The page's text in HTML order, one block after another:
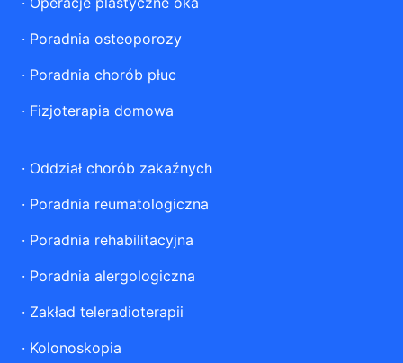
· Poradnia osteoporozy
· Poradnia chorób płuc
· Fizjoterapia domowa
· Oddział chorób zakaźnych
· Poradnia reumatologiczna
· Poradnia rehabilitacyjna
· Poradnia alergologiczna
· Zakład teleradioterapii
· Kolonoskopia